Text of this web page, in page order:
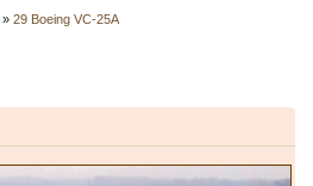
» 29 Boeing VC-25A